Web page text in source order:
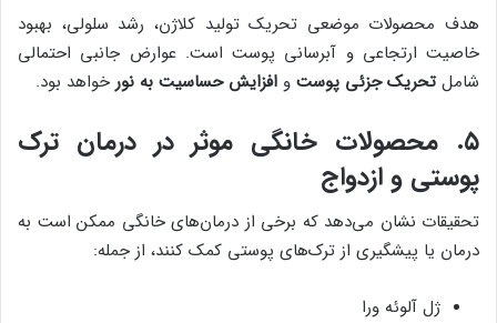
هدف محصولات موضعی تحریک تولید کلاژن، رشد سلولی، بهبود
خاصیت ارتجاعی و آبرسانی پوست است. عوارض جانبی احتمالی
شامل تحریک جزئی پوست و افزایش حساسیت به نورخواهد بود.
۵. محصولات خانگی موثر در درمان ‌ترک
پوستی و ازدواج
تحقیقات نشان می‌دهد که برخی از درمان‌های خانگی ممکن است به
درمان یا پیشگیری از ‌ترک‌های پوستی کمک کنند، از جمله:
ژل آلوئه ورا